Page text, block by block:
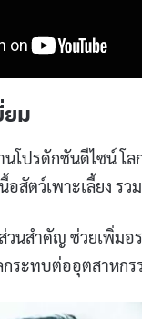
ม
นโปรดักชันดีไซน์
อสัตว์เพาะเลี้ยง ร
นสำคัญ ช่วยเพิ่มอ
กระทบต่ออุตสาหก